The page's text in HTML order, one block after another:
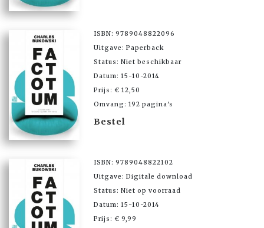
ISBN: 9789048822096
Uitgave: Paperback
Status: Niet beschikbaar
Datum: 15-10-2014
Prijs: € 12,50
Omvang: 192 pagina's
Bestel
ISBN: 9789048822102
Uitgave: Digitale download
Status: Niet op voorraad
Datum: 15-10-2014
Prijs: € 9,99